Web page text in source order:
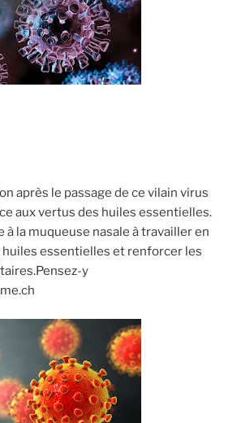
après le passage de ce vilain virus
aux vertus des huiles essentielles.
à la muqueuse nasale à travailler en
essentielles et renforcer les
y